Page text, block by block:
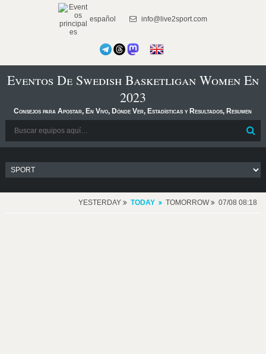
español info@live2sport.com
Eventos De Swedish Basketligan Women En
2023
Consejos para Apostar, En Vivo, Dónde Ver, Estadísticas y Resultados, Resumen
YESTERDAY TODAY TOMORROW 07/08 08:18